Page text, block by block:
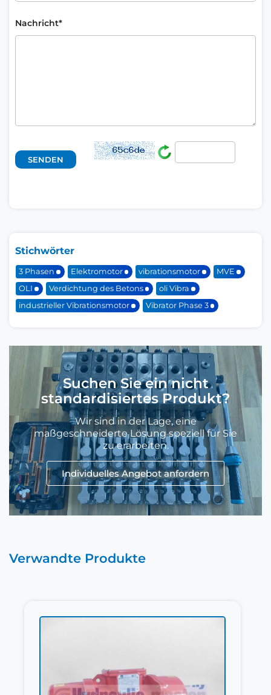
Nachricht*
Stichwörter
3 Phasen Elektromotor vibrationsmotor
MVE
OLI
Verdichtung des Betons
oli Vibra
industrieller Vibrationsmotor
Vibrator Phase 3
Suchen Sie ein nicht
standardisiertes Produkt?
Wir sind in der Lage, eine
maßgeschneiderte Lösung speziell für Sie
zu erarbeiten.
Individuelles Angebot anfordern
Verwandte Produkte